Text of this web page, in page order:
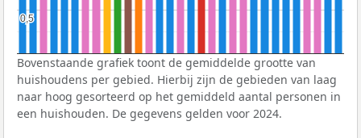
0,5
0,5
Bovenstaande grafiek toont de gemiddelde grootte van
huishoudens per gebied. Hierbij zijn de gebieden van laag
naar hoog gesorteerd op het gemiddeld aantal personen in
een huishouden. De gegevens gelden voor 2024.